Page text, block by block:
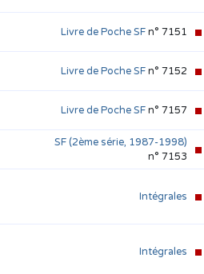
Livre de Poche SFn° 7151
Livre de Poche SFn° 7152
Livre de Poche SFn° 7157
SF (2ème série, 1987-1998)
n° 7153
Intégrales
Intégrales